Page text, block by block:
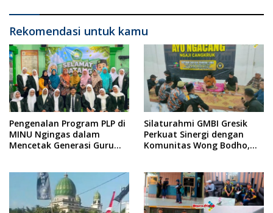
Rekomendasi untuk kamu
Pengenalan Program PLP di
MINU Ngingas dalam
Mencetak Generasi Guru
Silaturahmi GMBI Gresik
Perkuat Sinergi dengan
Komunitas Wong Bodho,
Menjelang Acara Sunatan
Massal dan Santunan Anak
Yatim